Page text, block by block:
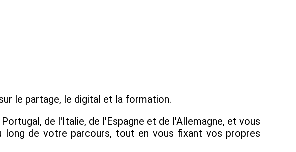
le partage, le digital et la formation.
de l'Italie, de l'Espagne et de l'Allemagne, et vous
long de votre parcours, tout en vous fixant vos propres